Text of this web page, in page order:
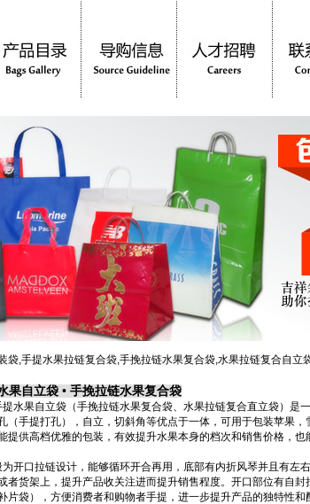
袋,手提水果拉链复合袋,手挽拉链水果复合袋,水果拉链复合自立
果自立袋 • 手挽拉链水果复合袋
水果自立袋（手挽拉链水果复合袋、水果拉链复合直立袋）是
（手提打孔），自立，切斜角等优点于一体，可用于包装苹果
提供高档优雅的包装，有效提升水果本身的档次和销售价格，
开口拉链设计，能够循环开合再用，底部有内折风琴并且有左
者货架上，提升产品收关注进而提升销售程度。开口部位有自
片袋），方便消费者和购物者手提，进一步提升产品的独特性